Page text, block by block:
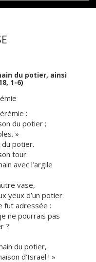
du potier, ainsi
1-6)
:
du potier ;
»
du potier.
tour.
avec l’argile
vase,
yeux d’un potier.
fut adressée :
ne pourrais pas
?
du potier,
d’Israël ! »